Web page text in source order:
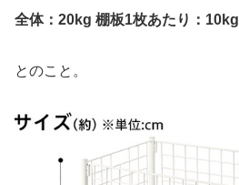
全体：20kg 棚板1枚あたり：10kg
とのこと。